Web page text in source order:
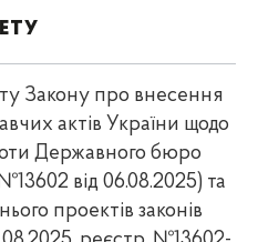
Закону про внесення
актів України щодо
Державного бюро
від 06.08.2025) та
проектів законів